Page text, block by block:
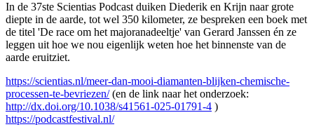
In de 37ste Scientias Podcast duiken Diederik en Krijn naar grote
diepte in de aarde, tot wel 350 kilometer, ze bespreken een boek met
de titel 'De race om het majoranadeeltje' van Gerard Janssen én ze
leggen uit hoe we nou eigenlijk weten hoe het binnenste van de
aarde eruitziet.
https://scientias.nl/meer-dan-mooi-diamanten-blijken-chemische-
processen-te-bevriezen/(en de link naar het onderzoek:
http://dx.doi.org/10.1038/s41561-025-01791-4 )
https://podcastfestival.nl/